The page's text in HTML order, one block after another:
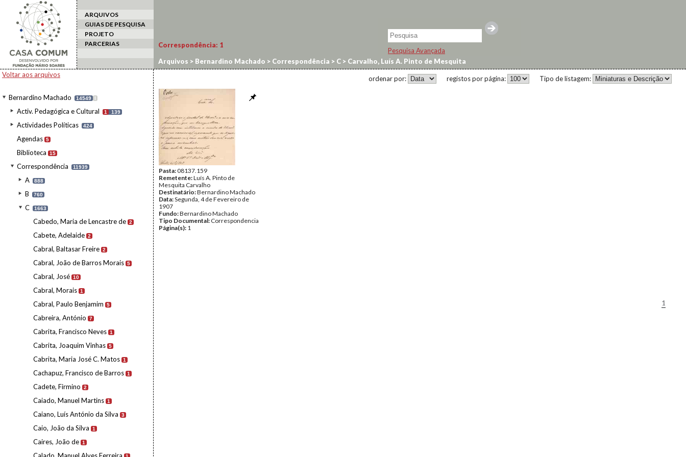
ARQUIVOS
GUIAS DE PESQUISA
PROJETO
PARCERIAS
Pesquisa Avançada
Voltar aos arquivos
Bernardino Machado 14549 I
Activ. Pedagógica e Cultural 1 139
Actividades Políticas 424
Agendas 5
Biblioteca 15
Correspondência 11939
A 888
B 760
C 1663
Cabedo, Maria de Lencastre de 2
Cabete, Adelaide 2
Cabral, Baltasar Freire 2
Cabral, João de Barros Morais 5
Cabral, José 10
Cabral, Morais 1
Cabral, Paulo Benjamim 5
Cabreira, António 7
Cabrita, Francisco Neves 1
Cabrita, Joaquim Vinhas 5
Cabrita, Maria José C. Matos 1
Cachapuz, Francisco de Barros 1
Cadete, Firmino 2
Caiado, Manuel Martins 1
Caiano, Luís António da Silva 3
Caio, João da Silva 1
Caires, João de 1
Correspondência: 1
Arquivos > Bernardino Machado > Correspondência > C > Carvalho, Luís A. Pinto de Mesquita
Tipo de listagem:
registos por página:
ordenar por:
Pasta:08137.159
Remetente:Luís A. Pinto de
Mesquita Carvalho
Destinatário:Bernardino Machado
Data:Segunda, 4 de Fevereiro de
1907
Fundo:Bernardino Machado
Tipo Documental: Correspondencia
Página(s): 1
1